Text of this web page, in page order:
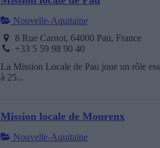
Nouvelle-Aquitaine
8 Rue Carnot, 64000 Pau, France
+33 5 59 98 90 40
La Mission Locale de Pau joue un rôle
à 25...
Mission locale de Mourenx
Nouvelle-Aquitaine